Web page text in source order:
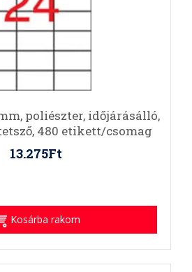
poliészter, időjárásálló,
480 etikett/csomag
13.275Ft
Kosárba rakom